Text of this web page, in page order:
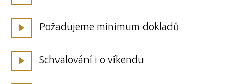
Požadujeme minimum dokladů
Schvalování i o víkendu